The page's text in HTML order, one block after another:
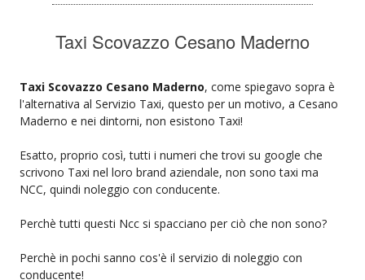
Taxi Scovazzo Cesano Maderno
Taxi Scovazzo Cesano Maderno, come spiegavo sopra è
l'alternativa al Servizio Taxi, questo per un motivo, a Cesano
Maderno e nei dintorni, non esistono Taxi!
Esatto, proprio così, tutti i numeri che trovi su google che
scrivono Taxi nel loro brand aziendale, non sono taxi ma
NCC, quindi noleggio con conducente.
Perchè tutti questi Ncc si spacciano per ciò che non sono?
Perchè in pochi sanno cos'è il servizio di noleggio con
conducente!